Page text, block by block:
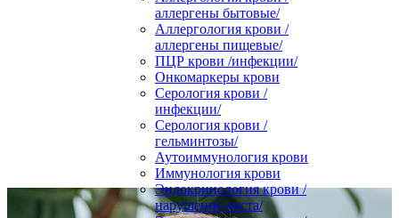
аллергены бытовые/
Аллергология крови /
аллергены пищевые/
ПЦР крови /инфекции/
Онкомаркеры крови
Серология крови /
инфекции/
Серология крови /
гельминтозы/
Аутоиммунология крови
Иммунология крови
Эндокринология крови /
нарушение роста/